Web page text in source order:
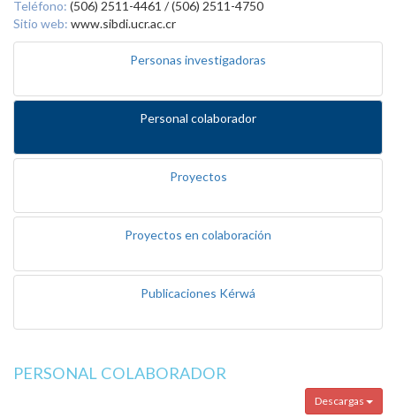
Teléfono: (506) 2511-4461 / (506) 2511-4750
Sitio web: www.sibdi.ucr.ac.cr
Personas investigadoras
Personal colaborador
Proyectos
Proyectos en colaboración
Publicaciones Kérwá
PERSONAL COLABORADOR
Descargas